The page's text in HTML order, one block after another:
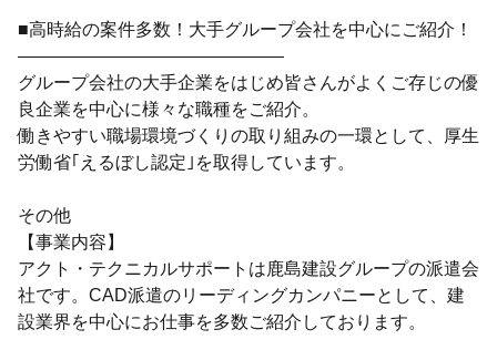
■高時給の案件多数！大手グループ会社を中心にご紹介！
―――――――――――――――
グループ会社の大手企業をはじめ皆さんがよくご存じの優
良企業を中心に様々な職種をご紹介。
働きやすい職場環境づくりの取り組みの一環として、厚生
労働省｢えるぼし認定｣を取得しています。
その他
【事業内容】
アクト・テクニカルサポートは鹿島建設グループの派遣会
社です。CAD派遣のリーディングカンパニーとして、建
設業界を中心にお仕事を多数ご紹介しております。